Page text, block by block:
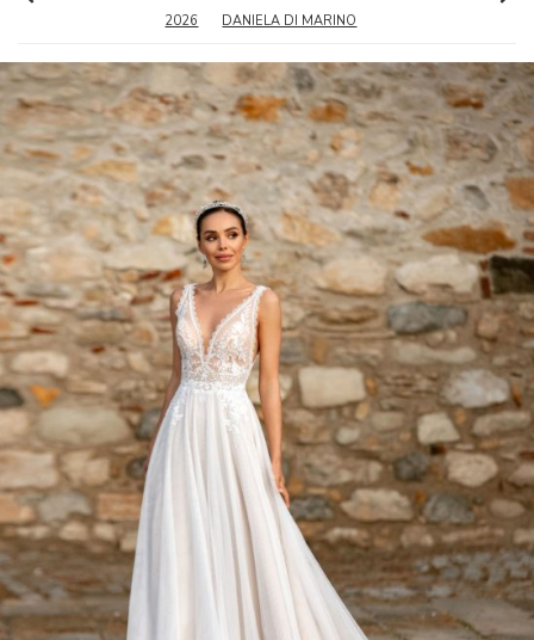
2026
DANIELA DI MARINO